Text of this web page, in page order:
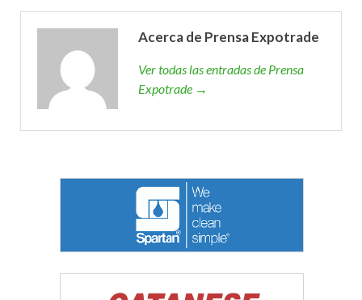
Acerca de Prensa Expotrade
Ver todas las entradas de Prensa
Expotrade →